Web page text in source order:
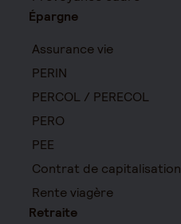
Épargne
Assurance vie
PERIN
PERCOL / PERECOL
PERO
PEE
Contrat de capitalisation
Rente viagère
Retraite